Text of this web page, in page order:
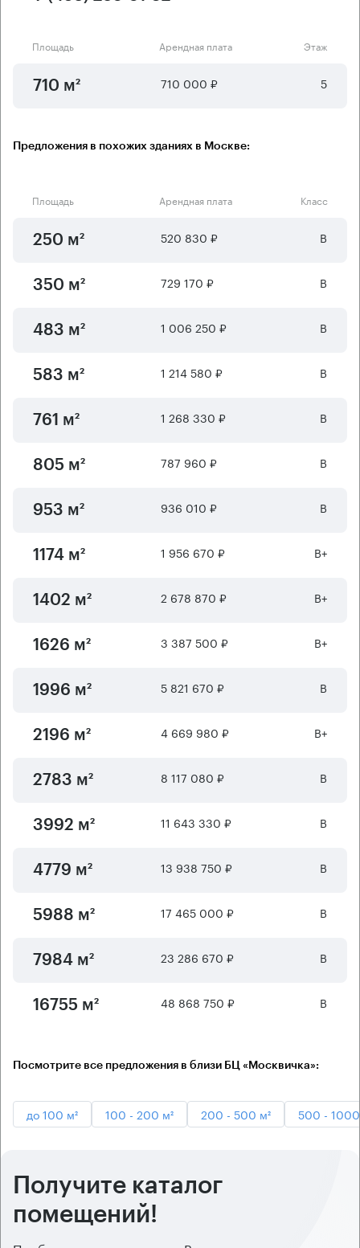
Площадь Арендная плата Этаж
710 м² 710 000 ₽ 5
Предложения в похожих зданиях в Москве:
Площадь Арендная плата Класс
250 м² 520 830 ₽ B
350 м² 729 170 ₽ B
483 м² 1 006 250 ₽ B
583 м² 1 214 580 ₽ B
761 м² 1 268 330 ₽ B
805 м² 787 960 ₽ B
953 м² 936 010 ₽ B
1174 м² 1 956 670 ₽ B+
1402 м² 2 678 870 ₽ B+
1626 м² 3 387 500 ₽ B+
1996 м² 5 821 670 ₽ B
2196 м² 4 669 980 ₽ B+
2783 м² 8 117 080 ₽ B
3992 м² 11 643 330 ₽ B
4779 м² 13 938 750 ₽ B
5988 м² 17 465 000 ₽ B
7984 м² 23 286 670 ₽ B
16755 м² 48 868 750 ₽ B
Посмотрите все предложения в близи БЦ «Москвичка»:
до 100 м² 100 - 200 м² 200 - 500 м² 500 -
Получите каталог
помещений!